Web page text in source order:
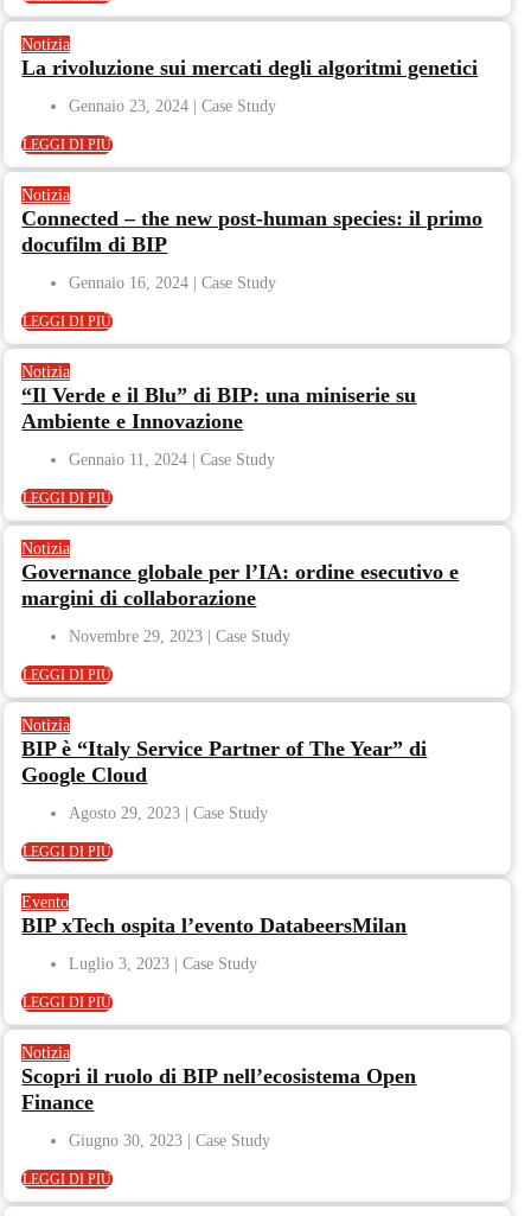
Notizia
La rivoluzione sui mercati degli algoritmi genetici
Gennaio 23, 2024
LEGGI DI PIÙ
Notizia
Connected – the new post-human species: il primo
docufilm di BIP
Gennaio 16, 2024
LEGGI DI PIÙ
Notizia
“Il Verde e il Blu” di BIP: una miniserie su
Ambiente e Innovazione
Gennaio 11, 2024
LEGGI DI PIÙ
Notizia
Governance globale per l’IA: ordine esecutivo e
margini di collaborazione
Novembre 29, 2023
LEGGI DI PIÙ
Notizia
BIP è “Italy Service Partner of The Year” di
Google Cloud
Agosto 29, 2023
LEGGI DI PIÙ
Evento
BIP xTech ospita l’evento DatabeersMilan
Luglio 3, 2023
LEGGI DI PIÙ
Notizia
Scopri il ruolo di BIP nell’ecosistema Open
Finance
Giugno 30, 2023
LEGGI DI PIÙ